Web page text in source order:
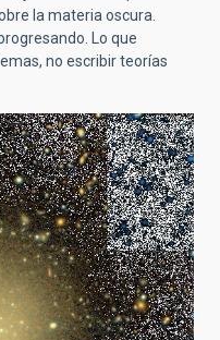
la materia oscura.
Lo que
no escribir teorías